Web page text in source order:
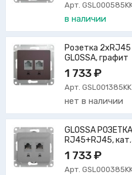
Арт.
в наличии
Розетка
GLOSSA, графит
1 733 ₽
Арт. GSL001385KK
нет в наличии
GLOSSA
RJ45+RJ45,
1 733 ₽
Арт.